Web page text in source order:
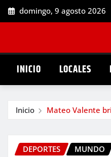
Saltar
al
domingo, 9 agosto 2026
INICIO LOCALES
Inicio Mateo Valente
DEPORTES MUNDO